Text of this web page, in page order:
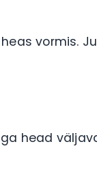
vormis.
head